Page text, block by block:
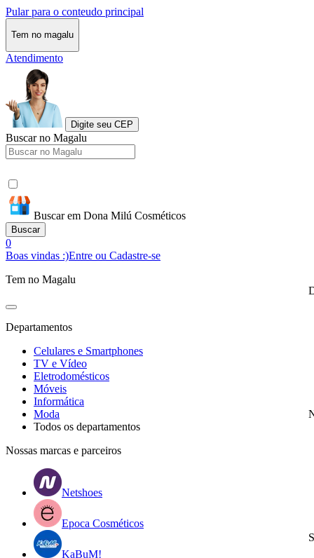
Pular para o conteudo principal
Tem no magalu
Atendimento
Digite seu CEP
Buscar no Magalu
Buscar em Dona Milú Cosméticos
Buscar
0
Boas vindas :)Entre ou Cadastre-se
Tem no Magalu
Departamentos
Celulares e Smartphones
TV e Vídeo
Eletrodomésticos
Móveis
Informática
Moda
Todos os departamentos
Nossas marcas e parceiros
Netshoes
Epoca Cosméticos
KaBuM!